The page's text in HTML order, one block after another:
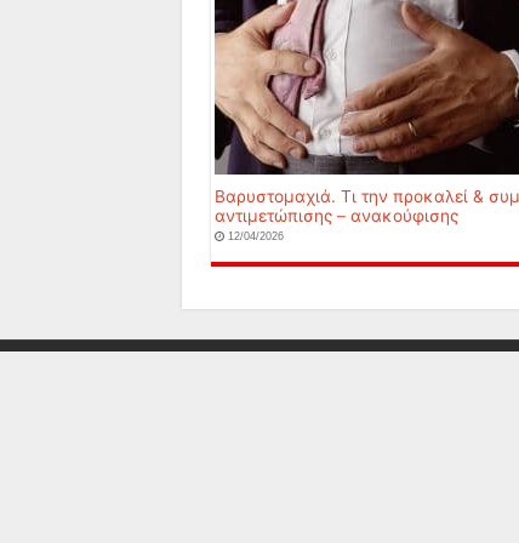
Βαρυστομαχιά. Τι την προκαλεί &
αντιμετώπισης – ανακούφισης
12/04/2026